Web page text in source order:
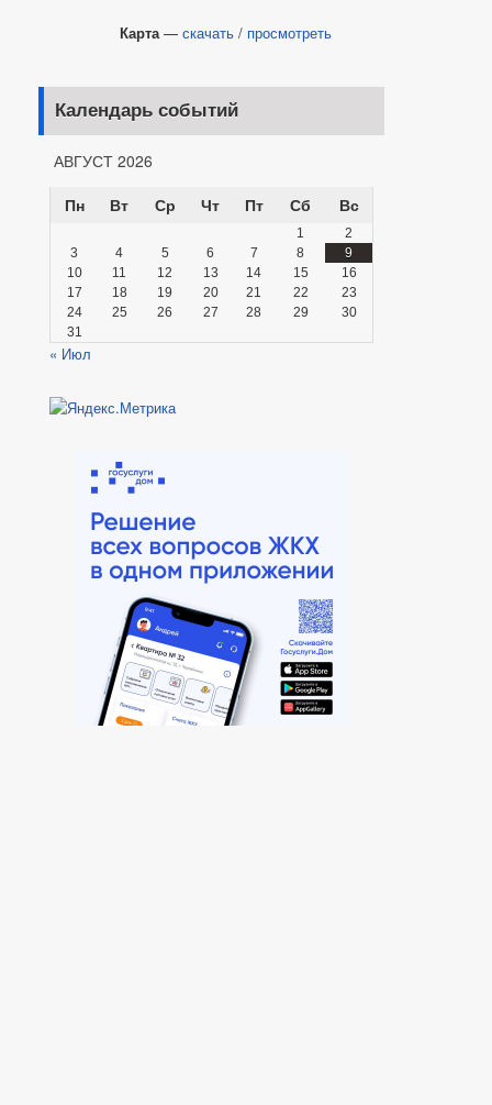
Карта— скачать / просмотреть
Календарь событий
АВГУСТ 2026
Пн
Вт Ср Чт Пт Сб Вс
1
2
3
4 5 6 7 8
9
10
11 12 13 14 15
16
17
18 19 20 21 22
23
24
25 26 27 28 29
30
31
« Июл